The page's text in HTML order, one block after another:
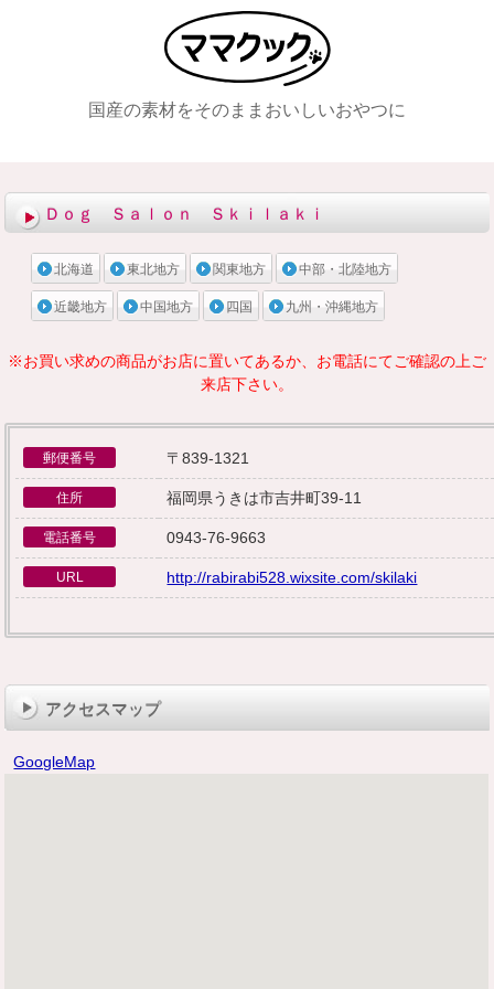
国産の素材をそのままおいしいおやつに
Ｄｏｇ Ｓａｌｏｎ Ｓｋｉｌａｋｉ
北海道 東北地方 関東地方 中部・北陸地方
近畿地方 中国地方 四国 九州・沖縄地方
※お買い求めの商品がお店に置いてあるか、お電話にてご確認の上ご
来店下さい。
郵便番号 〒839-1321
住所 福岡県うきは市吉井町39-11
電話番号 0943-76-9663
URL http://rabirabi528.wixsite.com/skilaki
アクセスマップ
GoogleMap